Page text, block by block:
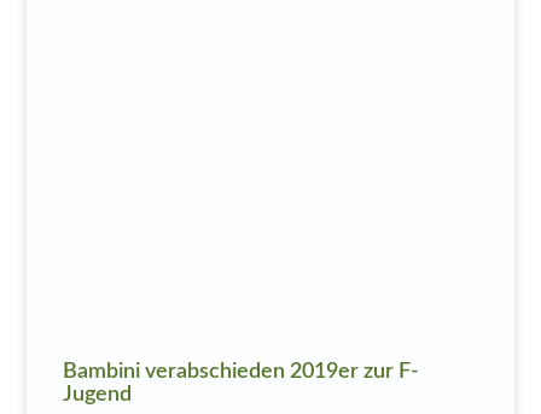
Bambini verabschieden 2019er zur F-
Jugend